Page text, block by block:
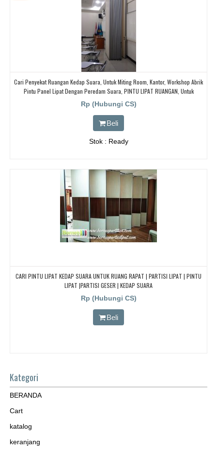
Cari Penyekat Ruangan Kedap Suara, Untuk Miting Room, Kantor, Workshop Abrik
Pintu Panel Lipat Dengan Peredam Suara, PINTU LIPAT RUANGAN, Untuk
Ballroom, HOTEL,
Rp (Hubungi CS)
Beli
Stok : Ready
CARI PINTU LIPAT KEDAP SUARA UNTUK RUANG RAPAT | PARTISI LIPAT | PINTU
LIPAT |PARTISI GESER | KEDAP SUARA
Rp (Hubungi CS)
Beli
Kategori
BERANDA
Cart
katalog
keranjang